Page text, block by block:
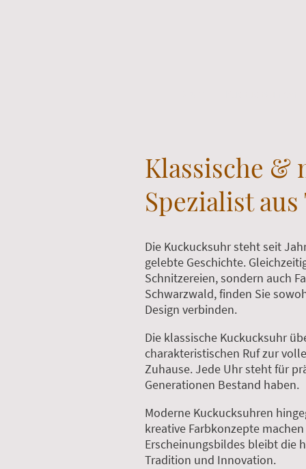
Klassische &
Spezialist
Die Kuckucksuhr steht seit
gelebte Geschichte.
Schnitzereien, sondern auch
Schwarzwald, finden Sie
Design verbinden.
Die klassische Kuckucksuhr
charakteristischen Ruf zur
Zuhause. Jede Uhr steht für
Generationen Bestand haben.
Moderne Kuckucksuhren
kreative Farbkonzepte
Erscheinungsbildes bleibt die
Tradition und Innovation.